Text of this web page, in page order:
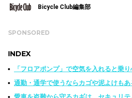
Bicycle Club編集部
SPONSORED
INDEX
「フロアポンプ」で空気を入れると乗
通勤・通学で使うならカゴや泥よけもあ